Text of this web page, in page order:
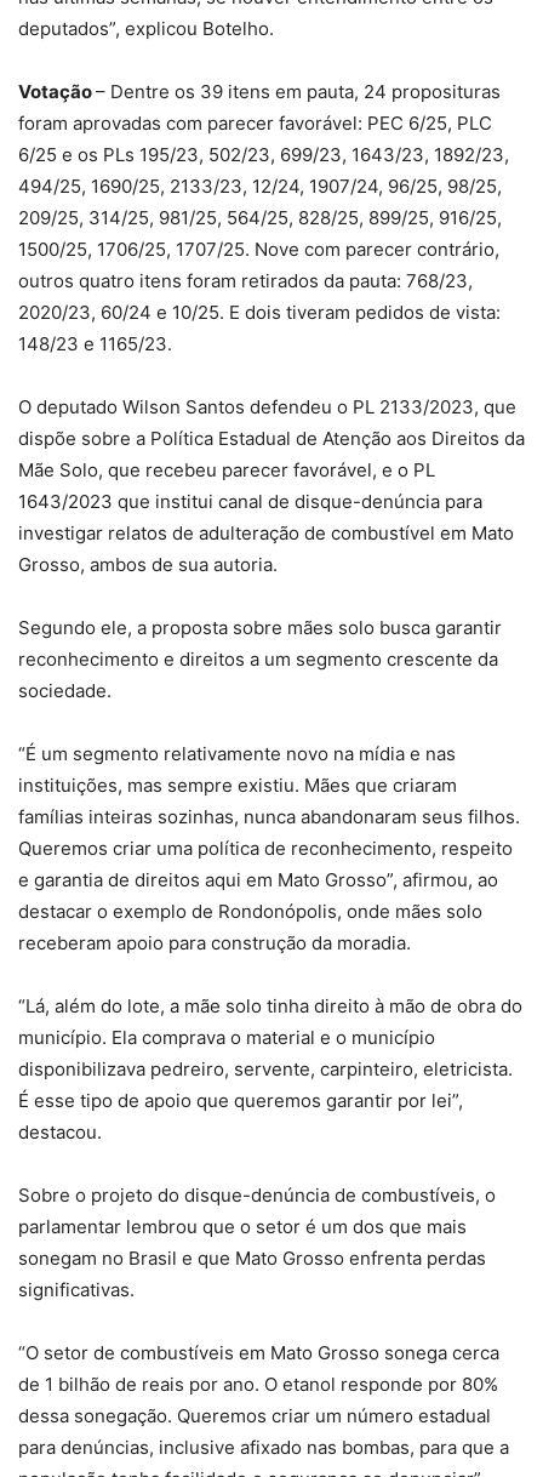
deputados”, explicou Botelho.
Votação– Dentre os 39 itens em pauta, 24 proposituras
foram aprovadas com parecer favorável: PEC 6/25, PLC
6/25 e os PLs 195/23, 502/23, 699/23, 1643/23, 1892/23,
494/25, 1690/25, 2133/23, 12/24, 1907/24, 96/25, 98/25,
209/25, 314/25, 981/25, 564/25, 828/25, 899/25, 916/25,
1500/25, 1706/25, 1707/25. Nove com parecer contrário,
outros quatro itens foram retirados da pauta: 768/23,
2020/23, 60/24 e 10/25. E dois tiveram pedidos de vista:
148/23 e 1165/23.
O deputado Wilson Santos defendeu o PL 2133/2023, que
dispõe sobre a Política Estadual de Atenção aos Direitos da
Mãe Solo, que recebeu parecer favorável, e o PL
1643/2023 que institui canal de disque-denúncia para
investigar relatos de adulteração de combustível em Mato
Grosso, ambos de sua autoria.
Segundo ele, a proposta sobre mães solo busca garantir
reconhecimento e direitos a um segmento crescente da
sociedade.
“É um segmento relativamente novo na mídia e nas
instituições, mas sempre existiu. Mães que criaram
famílias inteiras sozinhas, nunca abandonaram seus filhos.
Queremos criar uma política de reconhecimento, respeito
e garantia de direitos aqui em Mato Grosso”, afirmou, ao
destacar o exemplo de Rondonópolis, onde mães solo
receberam apoio para construção da moradia.
“Lá, além do lote, a mãe solo tinha direito à mão de obra do
município. Ela comprava o material e o município
disponibilizava pedreiro, servente, carpinteiro, eletricista.
É esse tipo de apoio que queremos garantir por lei”,
destacou.
Sobre o projeto do disque-denúncia de combustíveis, o
parlamentar lembrou que o setor é um dos que mais
sonegam no Brasil e que Mato Grosso enfrenta perdas
significativas.
“O setor de combustíveis em Mato Grosso sonega cerca
de 1 bilhão de reais por ano. O etanol responde por 80%
dessa sonegação. Queremos criar um número estadual
para denúncias, inclusive afixado nas bombas, para que a